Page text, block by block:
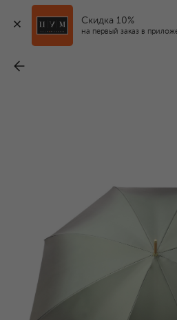
Скидка 10%
на первый заказ в